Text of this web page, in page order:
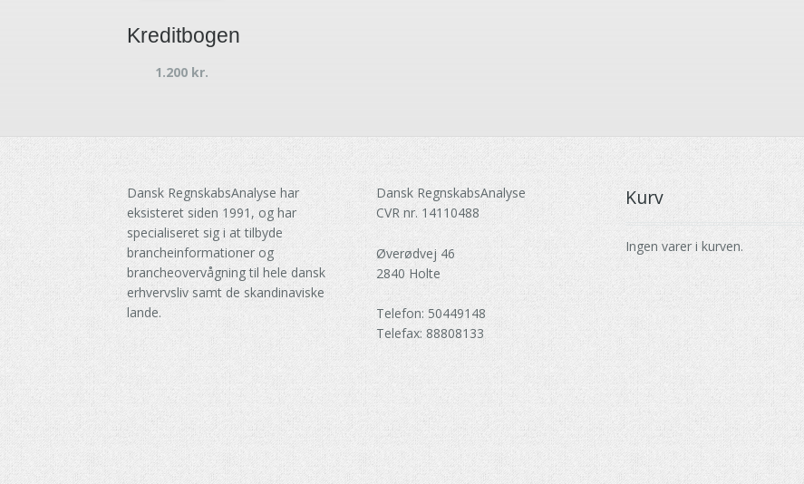
Kreditbogen
1.200 kr.
Dansk RegnskabsAnalyse har
eksisteret siden 1991, og har
specialiseret sig i at tilbyde
brancheinformationer og
brancheovervågning til hele dansk
erhvervsliv samt de skandinaviske
lande.
Dansk RegnskabsAnalyse
CVR nr. 14110488
Øverødvej 46
2840 Holte
Telefon: 50449148
Telefax: 88808133
Kurv
Ingen varer i kurven.